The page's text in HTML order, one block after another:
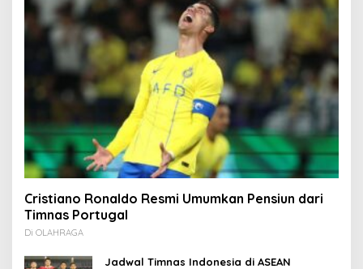
Cristiano Ronaldo Resmi Umumkan Pensiun dari
Timnas Portugal
Di OLAHRAGA
Jadwal Timnas Indonesia di ASEAN